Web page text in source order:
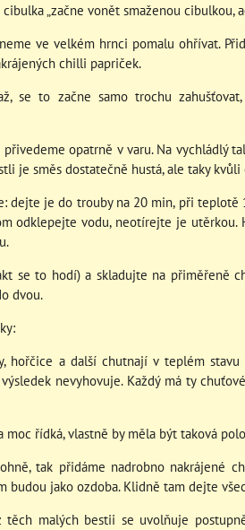
„začne vonět smaženou cibulkou,
ve velkém hrnci pomalu ohřívat.
chilli papriček.
se to začne samo trochu
opatrně v varu. Na vychládlý
je směs dostatečně hustá, ale taky
dejte je do trouby na 20 min, při
odklepejte vodu, neotírejte je
se to hodí) a skladujte na přiměřeně
dvou.
hořčice a další chutnají v teplém
nevyhovuje. Každý má ty
moc řídká, vlastně by měla být taková
tak přidáme nadrobno nakrájené
budou jako ozdoba. Klidně tam dejte
malých bestii se uvolňuje